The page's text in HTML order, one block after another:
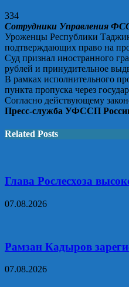
334
Сотрудники Управления
Уроженцы Республики
подтверждающих право на
Суд признал иностранного
рублей и принудительное
В рамках исполнительного
пункта пропуска через
Согласно действующему
Пресс-служба УФССП
Related Posts
Глава Рослесхоза
07.08.2026
Рамзан Кадыров
07.08.2026